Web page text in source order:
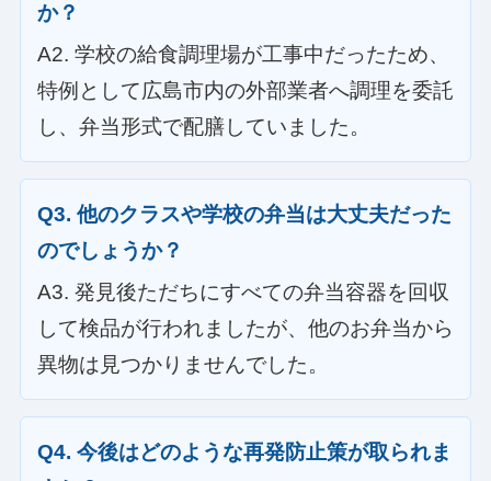
か？
A2. 学校の給食調理場が工事中だったため、
特例として広島市内の外部業者へ調理を委託
し、弁当形式で配膳していました。
Q3. 他のクラスや学校の弁当は大丈夫だった
のでしょうか？
A3. 発見後ただちにすべての弁当容器を回収
して検品が行われましたが、他のお弁当から
異物は見つかりませんでした。
Q4. 今後はどのような再発防止策が取られま